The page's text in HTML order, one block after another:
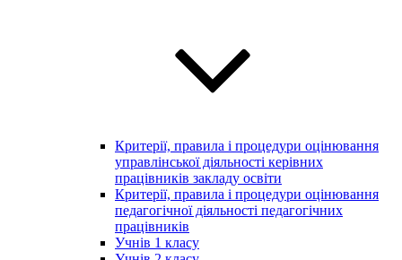
Критерії, правила і процедури оцінювання
управлінської діяльності керівних
працівників закладу освіти
Критерії, правила і процедури оцінювання
педагогічної діяльності педагогічних
працівників
Учнів 1 класу